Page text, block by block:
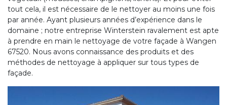
tout cela, il est nécessaire de le nettoyer au moins une fois
par année. Ayant plusieurs années d’expérience dans le
domaine ; notre entreprise Winterstein ravalement est apte
à prendre en main le nettoyage de votre façade à Wangen
67520. Nous avons connaissance des produits et des
méthodes de nettoyage à appliquer sur tous types de
façade.